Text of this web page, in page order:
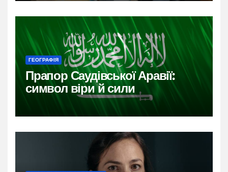
ГЕОГРАФІЯ
Прапор Саудівської Аравії:
символ віри й сили